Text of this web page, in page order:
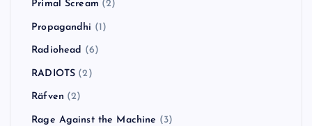
Primal Scream (2)
Propagandhi (1)
Radiohead (6)
RADIOTS (2)
Räfven (2)
Rage Against the Machine (3)